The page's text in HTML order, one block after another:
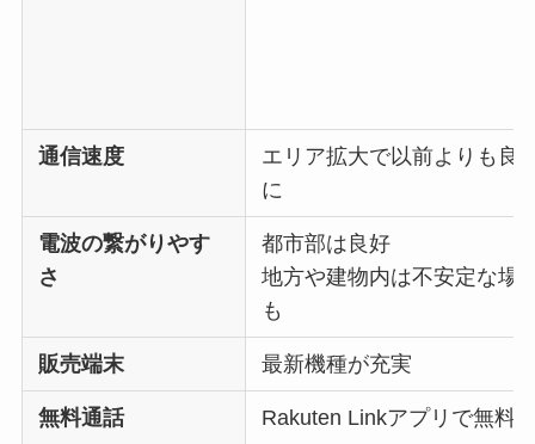
通信速度
エリア拡大で以前よりも良
に
電波の繋がりやす
さ
都市部は良好
地方や建物内は不安定な場
も
販売端末 最新機種が充実
無料通話 Rakuten Linkアプリで無料